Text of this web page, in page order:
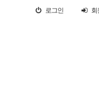
로그인 회